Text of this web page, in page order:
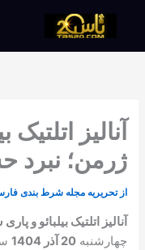
آنالیز
ژرمن؛ نبرد
از تحریریه مجله شرط بندی
آنالیز اتلتیک بیلبائو و
چهارشنبه20 آذر 1404